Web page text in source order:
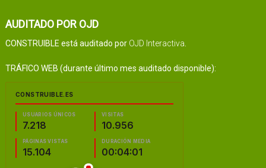
AUDITADO POR OJD
CONSTRUIBLE está auditado por OJD Interactiva
TRÁFICO WEB (durante último mes auditado disponible):